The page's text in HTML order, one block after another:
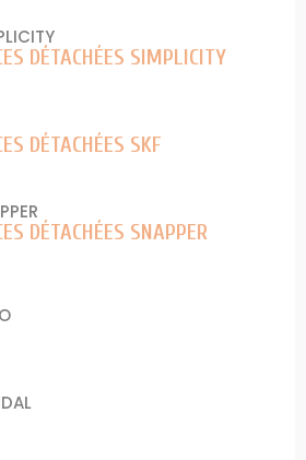
DÉTACHÉES SIMPLICITY
DÉTACHÉES SKF
DÉTACHÉES SNAPPER